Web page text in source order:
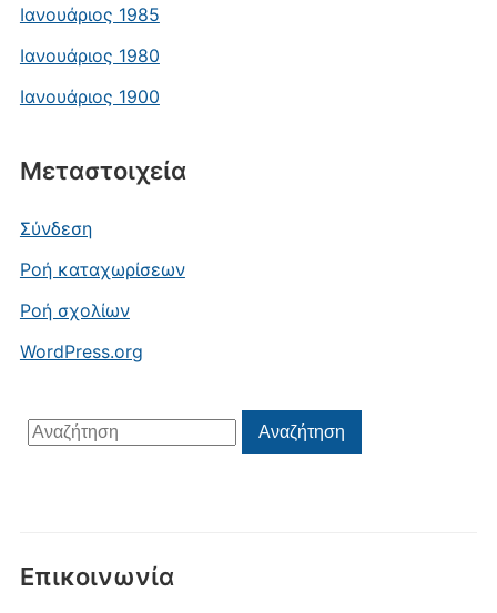
Ιανουάριος 1985
Ιανουάριος 1980
Ιανουάριος 1900
Μεταστοιχεία
Σύνδεση
Ροή καταχωρίσεων
Ροή σχολίων
WordPress.org
Αναζήτηση
για:
Αναζήτηση
Επικοινωνία